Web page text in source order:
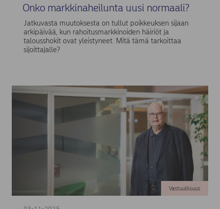
Onko markkinaheilunta uusi normaali?
Jatkuvasta muutoksesta on tullut poikkeuksen sijaan
arkipäivää, kun rahoitusmarkkinoiden häiriöt ja
talousshokit ovat yleistyneet. Mitä tämä tarkoittaa
sijoittajalle?
Vastuullisuus